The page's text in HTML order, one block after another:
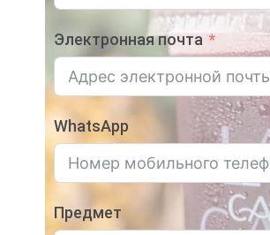
Электронная почта
WhatsApp
Предмет